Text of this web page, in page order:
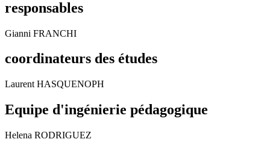
responsables
Gianni FRANCHI
coordinateurs des études
Laurent HASQUENOPH
Equipe d'ingénierie pédagogique
Helena RODRIGUEZ